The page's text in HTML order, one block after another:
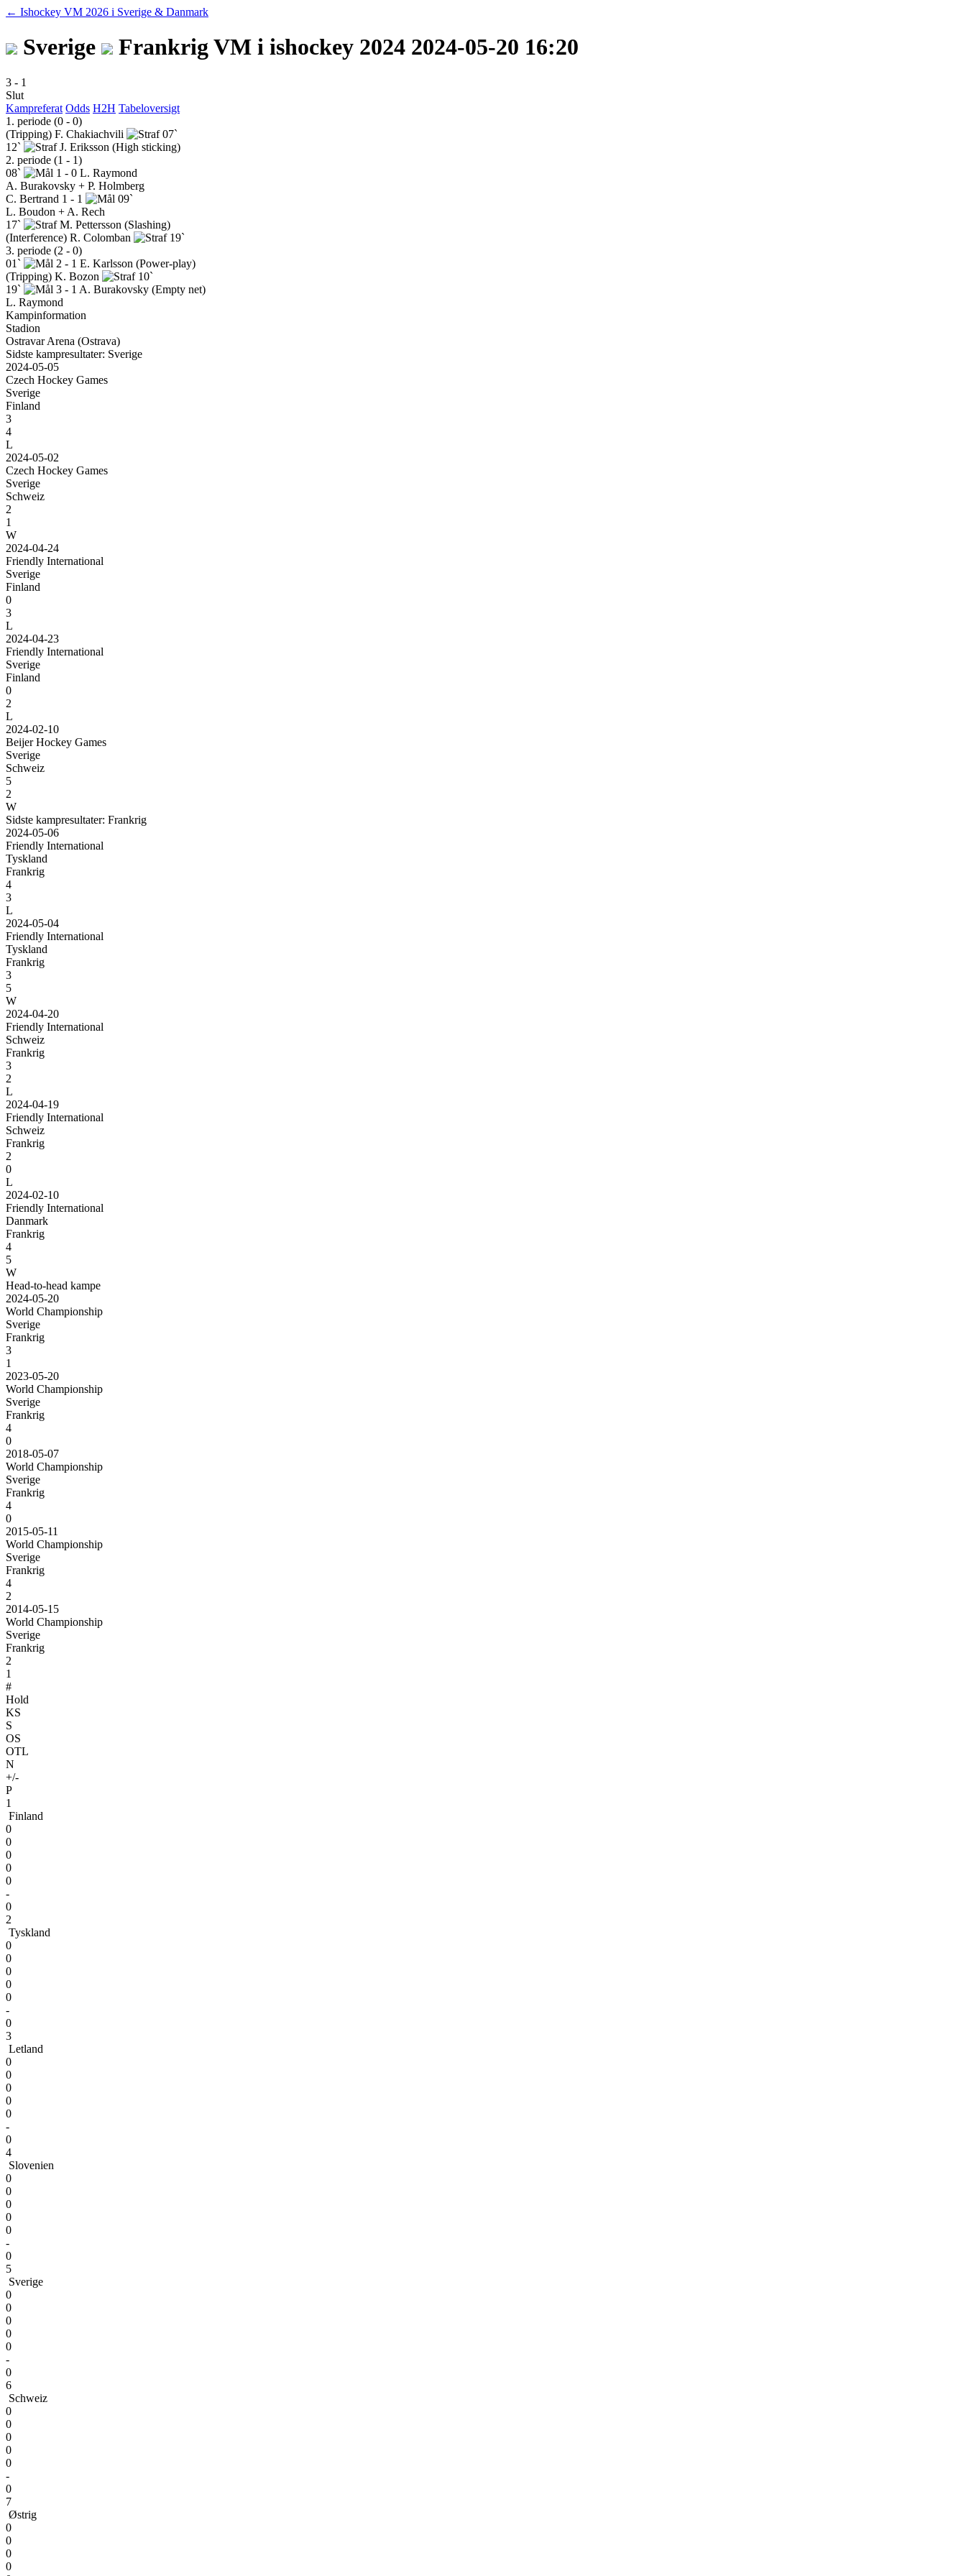
← Ishockey VM 2026 i Sverige & Danmark
Sverige FrankrigVM i ishockey 2024 2024-05-20 16:20
3 - 1
Slut
Kampreferat Odds H2H Tabeloversigt
1. periode (0 - 0)
(Tripping) F. Chakiachvili
07`
12`
J. Eriksson (High sticking)
2. periode (1 - 1)
08`
1 - 0 L. Raymond
A. Burakovsky + P. Holmberg
C. Bertrand 1 - 1
09`
L. Boudon + A. Rech
17`
M. Pettersson (Slashing)
(Interference) R. Colomban
19`
3. periode (2 - 0)
01`
2 - 1 E. Karlsson (Power-play)
(Tripping) K. Bozon
10`
19`
3 - 1 A. Burakovsky (Empty net)
L. Raymond
Kampinformation
Stadion
Ostravar Arena (Ostrava)
Sidste kampresultater: Sverige
2024-05-05
Czech Hockey Games
Sverige
Finland
3
4
L
2024-05-02
Czech Hockey Games
Sverige
Schweiz
2
1
W
2024-04-24
Friendly International
Sverige
Finland
0
3
L
2024-04-23
Friendly International
Sverige
Finland
0
2
L
2024-02-10
Beijer Hockey Games
Sverige
Schweiz
5
2
W
Sidste kampresultater: Frankrig
2024-05-06
Friendly International
Tyskland
Frankrig
4
3
L
2024-05-04
Friendly International
Tyskland
Frankrig
3
5
W
2024-04-20
Friendly International
Schweiz
Frankrig
3
2
L
2024-04-19
Friendly International
Schweiz
Frankrig
2
0
L
2024-02-10
Friendly International
Danmark
Frankrig
4
5
W
Head-to-head kampe
2024-05-20
World Championship
Sverige
Frankrig
3
1
2023-05-20
World Championship
Sverige
Frankrig
4
0
2018-05-07
World Championship
Sverige
Frankrig
4
0
2015-05-11
World Championship
Sverige
Frankrig
4
2
2014-05-15
World Championship
Sverige
Frankrig
2
1
#
Hold
KS
S
OS
OTL
N
+/-
P
1
Finland
0
0
0
0
0
-
0
2
Tyskland
0
0
0
0
0
-
0
3
Letland
0
0
0
0
0
-
0
4
Slovenien
0
0
0
0
0
-
0
5
Sverige
0
0
0
0
0
-
0
6
Schweiz
0
0
0
0
0
-
0
7
Østrig
0
0
0
0